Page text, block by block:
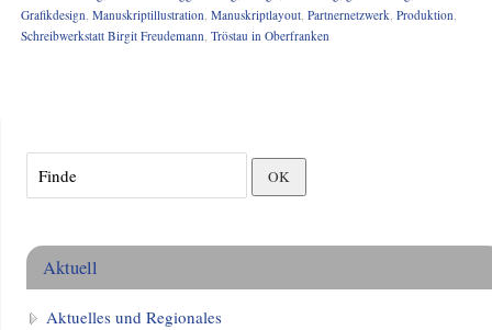
Grafikdesign, Manuskriptillustration, Manuskriptlayout, Partnernetzwerk, Produktion,
Schreibwerkstatt Birgit Freudemann, Tröstau in Oberfranken
Aktuell
Aktuelles und Regionales